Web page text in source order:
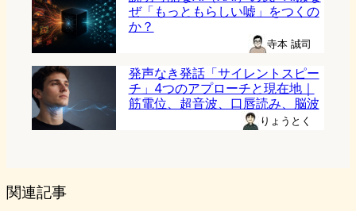
ぜ「もっともらしい嘘」をつくの
か？
寺本 誠司
発声なき発話「サイレントスピー
チ」4つのアプローチと現在地｜
筋電位、超音波、口唇読み、脳波
りょうとく
関連記事